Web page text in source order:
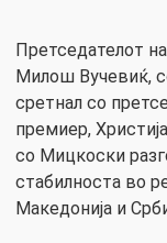
Претседателот
Милош Вучевиќ,
сретнал со
премиер,
со Мицкоски
стабилноста во
Македонија и